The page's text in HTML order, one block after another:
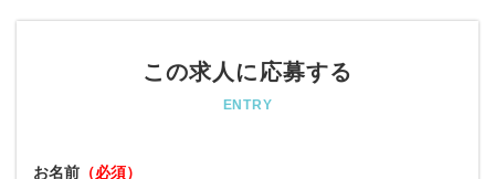
この求人に応募する
ENTRY
お名前 （必須）